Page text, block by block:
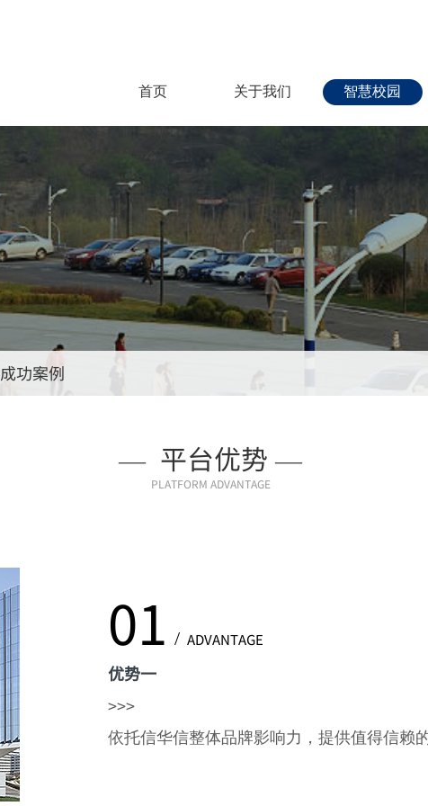
首页 关于我们 智慧校园
成功案例
— 平台优势—
PLATFORM ADVANTAGE
01 / ADVANTAGE
优势一
>>>
依托信华信整体品牌影响力，提供值得信赖